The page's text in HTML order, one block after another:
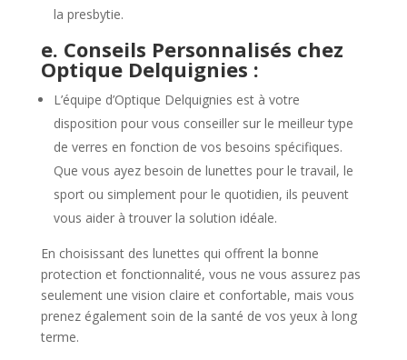
la presbytie.
e. Conseils Personnalisés chez
Optique Delquignies :
L’équipe d’Optique Delquignies est à votre
disposition pour vous conseiller sur le meilleur type
de verres en fonction de vos besoins spécifiques.
Que vous ayez besoin de lunettes pour le travail, le
sport ou simplement pour le quotidien, ils peuvent
vous aider à trouver la solution idéale.
En choisissant des lunettes qui offrent la bonne
protection et fonctionnalité, vous ne vous assurez pas
seulement une vision claire et confortable, mais vous
prenez également soin de la santé de vos yeux à long
terme.